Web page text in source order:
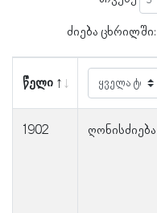
ძიება ცხრილში:
წელი
1902 ღონისძიება